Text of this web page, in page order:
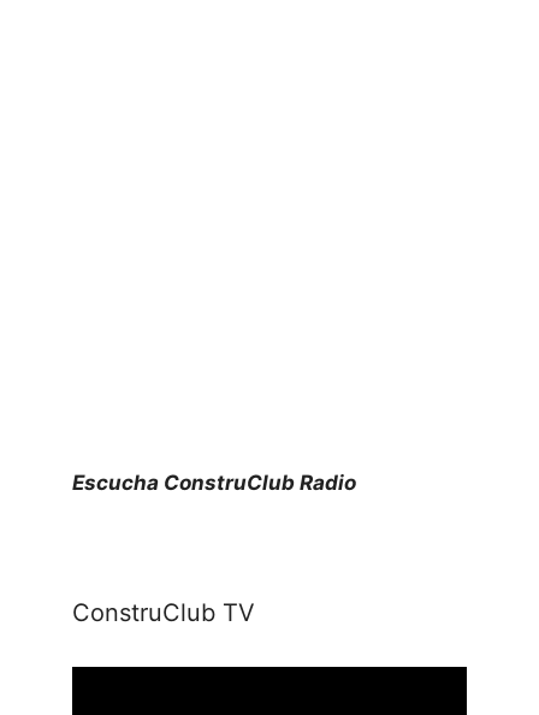
Escucha ConstruClub Radio
ConstruClub TV